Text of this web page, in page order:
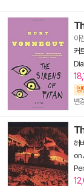
이
커
양
변경
허
on